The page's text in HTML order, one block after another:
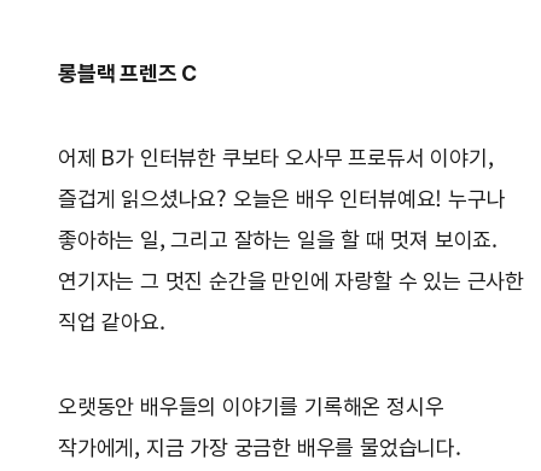
롱블랙 프렌즈 C
어제 B가 인터뷰한 쿠보타 오사무 프로듀서 이야기,
즐겁게 읽으셨나요? 오늘은 배우 인터뷰예요! 누구나
좋아하는 일, 그리고 잘하는 일을 할 때 멋져 보이죠.
연기자는 그 멋진 순간을 만인에 자랑할 수 있는 근사한
직업 같아요.
오랫동안 배우들의 이야기를 기록해온 정시우
작가에게, 지금 가장 궁금한 배우를 물었습니다.